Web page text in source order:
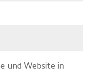
und Website in